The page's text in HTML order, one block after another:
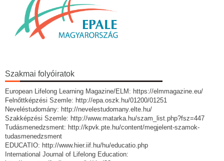
Szakmai folyóiratok
European Lifelong Learning Magazine/ELM: https://elmmagazine.eu/
Felnőttképzési Szemle: http://epa.oszk.hu/01200/01251
Neveléstudomány: http://nevelestudomany.elte.hu/
Szakképzési Szemle: http://www.matarka.hu/szam_list.php?fsz=447
Tudásmenedzsment: http://kpvk.pte.hu/content/megjelent-szamok-
tudasmenedzsment
EDUCATIO: http://www.hier.iif.hu/hu/educatio.php
International Journal of Lifelong Education: